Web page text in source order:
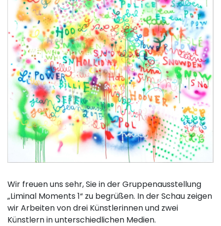
Wir freuen uns sehr, Sie in der Gruppenausstellung
„Liminal Moments 1“ zu begrüßen. In der Schau zeigen
wir Arbeiten von drei Künstlerinnen und zwei
Künstlern in unterschiedlichen Medien.